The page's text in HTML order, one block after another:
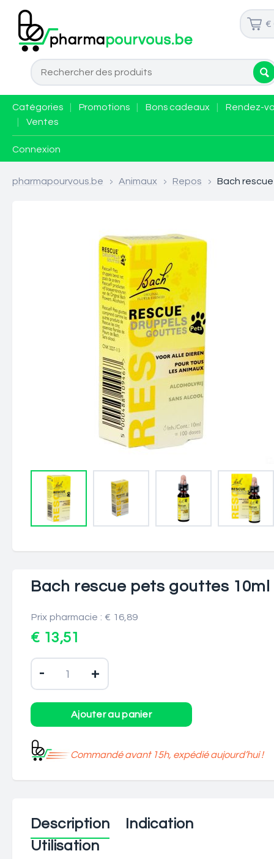
€
Catégories Promotions Bons cadeaux
Rendez-
Ventes
Connexion
pharmapourvous.be > Animaux > Repos > Bach
Bach rescue pets gouttes 10ml
Prix pharmacie : € 16,89
€ 13,51
- +
Commandé avant 15h, expédié aujourd’hui !
Description
Indication
Utilisation